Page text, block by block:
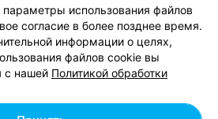
вопросам сотрудничества
руководителю relax.by
настройки cookie
персональных данных
использования файлов
согласие в более позднее время.
информации о целях,
файлов cookie вы
с нашей Политикой обработки